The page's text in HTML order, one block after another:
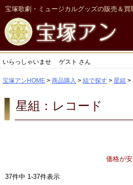
宝塚歌劇・ミュージカルグッズの販売＆買
いらっしゃいませ ゲスト さん
宝塚アンHOME 商品購入 組で探す 星組
星組：レコード
価格が
37件中 1-37件表示